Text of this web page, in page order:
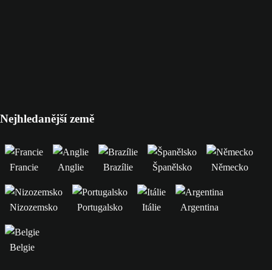
Nejhledanější země
Francie Anglie Brazílie Španělsko Německo
Nizozemsko Portugalsko Itálie Argentina
Belgie